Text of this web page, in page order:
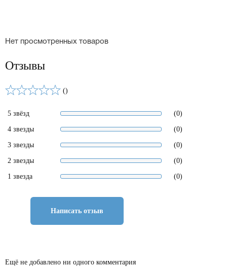
Нет просмотренных товаров
Отзывы
()
5 звёзд (0)
4 звезды (0)
3 звезды (0)
2 звезды (0)
1 звезда (0)
Написать отзыв
Ещё не добавлено ни одного комментария